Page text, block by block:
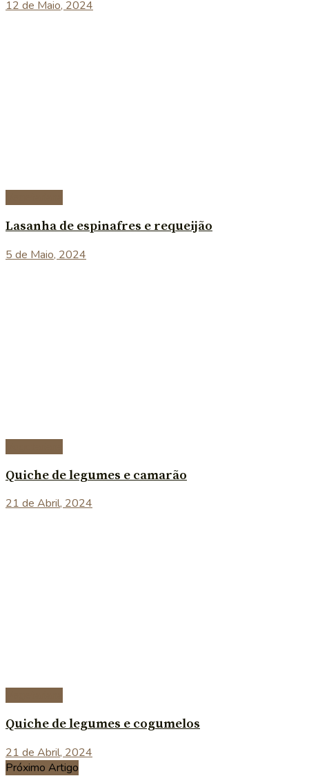
12 de Maio, 2024
Lasanha de espinafres e requeijão
5 de Maio, 2024
Quiche de legumes e camarão
21 de Abril, 2024
Quiche de legumes e cogumelos
21 de Abril, 2024
Próximo Artigo